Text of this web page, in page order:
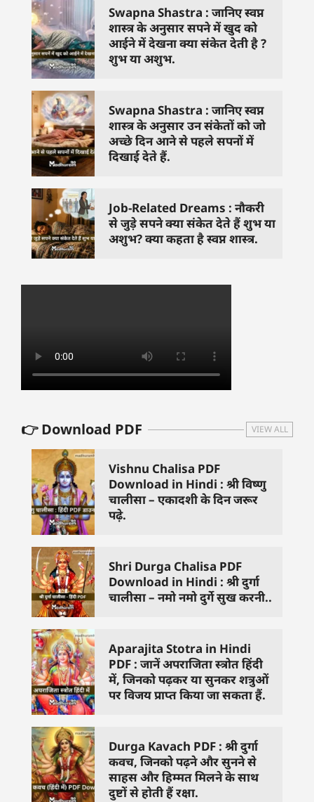
Swapna Shastra : जानिए स्वप्न
शास्त्र के अनुसार सपने में खुद को
आईने में देखना क्या संकेत देती है ?
शुभ या अशुभ.
Swapna Shastra : जानिए स्वप्न
शास्त्र के अनुसार उन संकेतों को जो
अच्छे दिन आने से पहले सपनों में
दिखाई देते हैं.
Job-Related Dreams : नौकरी
से जुड़े सपने क्या संकेत देते हैं शुभ या
अशुभ? क्या कहता है स्वप्न शास्त्र.
👉 Download PDF VIEW ALL
Vishnu Chalisa PDF
Download in Hindi : श्री विष्णु
चालीसा – एकादशी के दिन जरूर
पढ़े.
Shri Durga Chalisa PDF
Download in Hindi : श्री दुर्गा
चालीसा – नमो नमो दुर्गे सुख करनी..
Aparajita Stotra in Hindi
PDF : जानें अपराजिता स्त्रोत हिंदी
में, जिनको पढ़कर या सुनकर शत्रुओं
पर विजय प्राप्त किया जा सकता हैं.
Durga Kavach PDF : श्री दुर्गा
कवच, जिनको पढ़ने और सुनने से
साहस और हिम्मत मिलने के साथ
दुष्टों से होती हैं रक्षा.